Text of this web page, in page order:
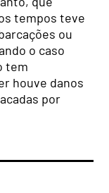
tempos teve
ou
o caso
tem
houve danos
por